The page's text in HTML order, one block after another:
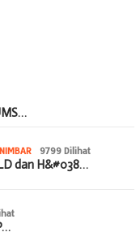
9799 Dilihat
dan H&#038…